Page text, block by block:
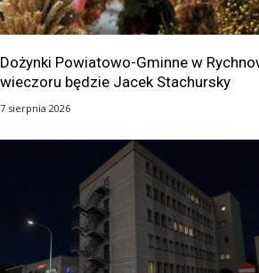
Dożynki Powiatowo-Gminne w
wieczoru będzie Jacek Stachursky
7 sierpnia 2026